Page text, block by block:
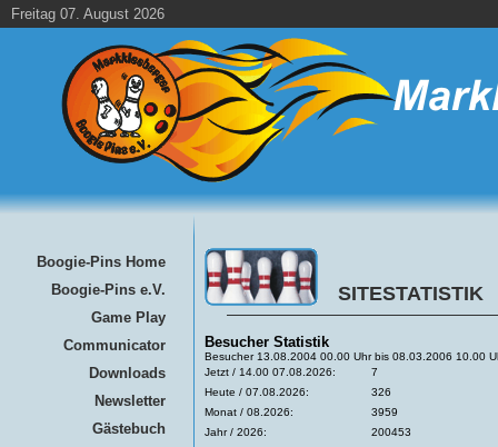
Freitag 07. August 2026
Boogie-Pins Home
Boogie-Pins e.V.
Game Play
Communicator
Downloads
Newsletter
Gästebuch
SITESTATISTIK
Besucher Statistik
Besucher 13.08.2004 00.00 Uhr bis 08.03.2006 10.00
Jetzt / 14.00 07.08.2026:
7
Heute / 07.08.2026:
326
Monat / 08.2026:
3959
Jahr / 2026:
200453